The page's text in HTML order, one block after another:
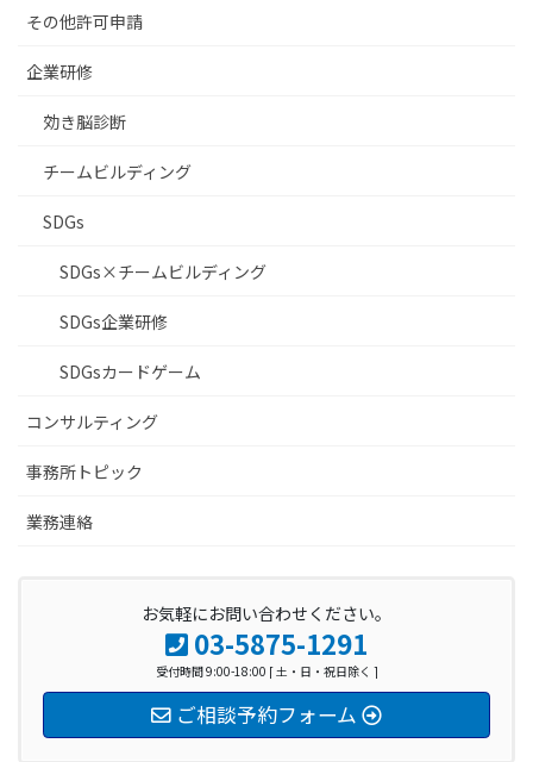
その他許可申請
企業研修
効き脳診断
チームビルディング
SDGs
SDGs×チームビルディング
SDGs企業研修
SDGsカードゲーム
コンサルティング
事務所トピック
業務連絡
お気軽にお問い合わせください。
03-5875-1291
受付時間 9:00-18:00 [ 土・日・祝日除く ]
ご相談予約フォーム